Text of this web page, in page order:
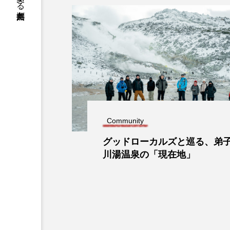
Community
グッドローカルズと巡る、弟
川湯温泉の「現在地」